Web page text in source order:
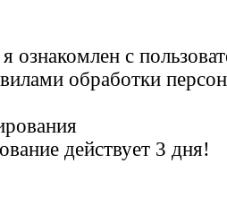
ознакомлен с
обработки
действует 3 дня!